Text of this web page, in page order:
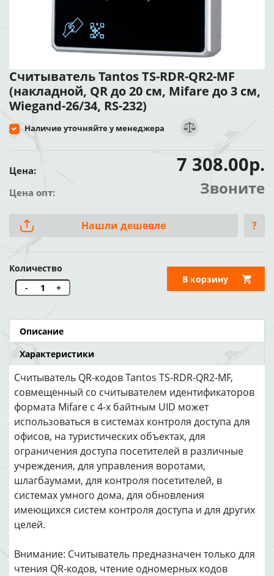
Считыватель Tantos TS-RDR-QR2-MF
(накладной, QR до 20 см, Mifare до 3 см,
Wiegand-26/34, RS-232)
Наличие уточняйте у менеджера
Цена: 7 308.00р.
Цена опт: Звоните
Нашли дешевле ?
Количество
-
+
В корзину
Описание
Характеристики
Считыватель QR-кодов Tantos TS-RDR-QR2-MF,
совмещенный со считывателем идентификаторов
формата Mifare с 4-х байтным UID может
использоваться в системах контроля доступа для
офисов, на туристических объектах, для
ограничения доступа посетителей в различные
учреждения, для управления воротами,
шлагбаумами, для контроля посетителей, в
системах умного дома, для обновления
имеющихся систем контроля доступа и для других
целей.
Внимание: Считыватель предназначен только для
чтения QR-кодов, чтение одномерных кодов